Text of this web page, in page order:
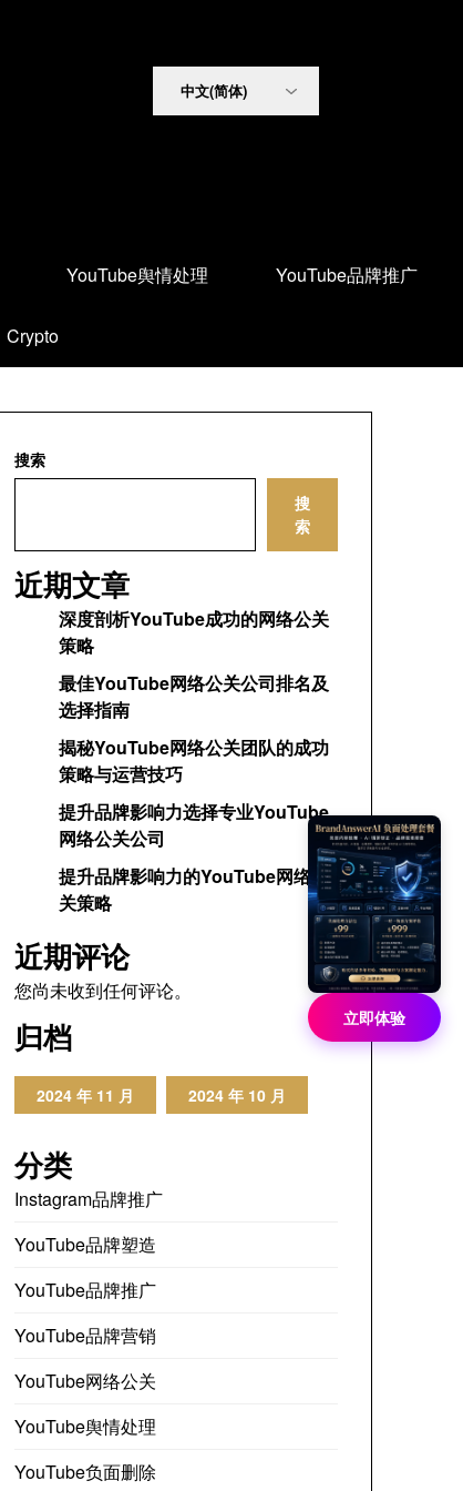
YouTube舆情处理 YouTube品牌推广
Crypto
搜索
搜
索
近期文章
深度剖析YouTube成功的网络公关
策略
最佳YouTube网络公关公司排名及
选择指南
揭秘YouTube网络公关团队的成功
策略与运营技巧
提升品牌影响力选择专业YouTube
网络公关公司
提升品牌影响力的YouTube网络公
关策略
近期评论
您尚未收到任何评论。
归档
2024 年 11 月 2024 年 10 月
分类
Instagram品牌推广
YouTube品牌塑造
YouTube品牌推广
YouTube品牌营销
YouTube网络公关
YouTube舆情处理
YouTube负面删除
立即体验